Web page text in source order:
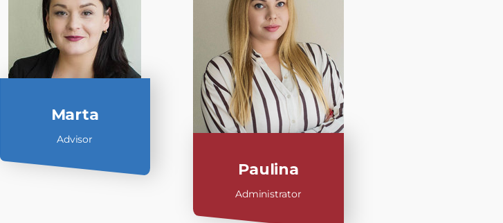
Marta
Advisor
Paulina
Administrator